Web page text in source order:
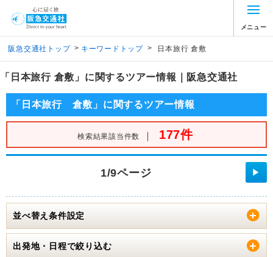
メニュー
阪急交通社トップ > キーワードトップ > 日本旅行 倉敷
「日本旅行 倉敷」に関するツアー情報｜阪急交通社
「日本旅行 倉敷」に関するツアー情報
検索結果該当件数 ｜ 177件
1/9ページ ▶
並べ替え条件設定
出発地・日程で絞り込む